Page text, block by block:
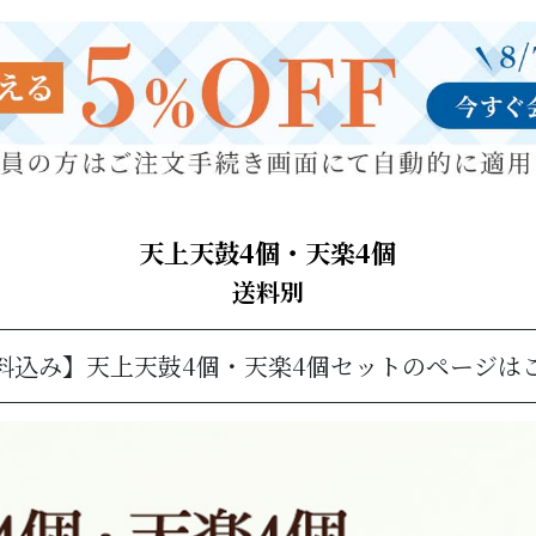
天上天鼓4個・天楽4個
送料別
込み】天上天鼓4個・天楽4個セットのページは